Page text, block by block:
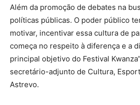
Além da promoção de debates na
políticas públicas. O poder público
motivar, incentivar essa cultura de
começa no respeito à diferença e a
principal objetivo do Festival
secretário-adjunto de Cultura,
Astrevo.